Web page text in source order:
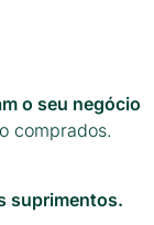
o seu negócio
comprados.
suprimentos.